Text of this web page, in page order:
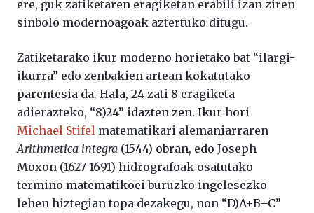
ere, guk zatiketaren eragiketan erabili izan ziren
sinbolo modernoagoak aztertuko ditugu.
Zatiketarako ikur moderno horietako bat “ilargi-
ikurra” edo zenbakien artean kokatutako
parentesia da. Hala, 24 zati 8 eragiketa
adierazteko, “8)24” idazten zen. Ikur hori
Michael Stifel matematikari alemaniarraren
Arithmetica integra (1544) obran, edo Joseph
Moxon (1627-1691) hidrografoak osatutako
termino matematikoei buruzko ingelesezko
lehen hiztegian topa dezakegu, non “D)A+B–C”